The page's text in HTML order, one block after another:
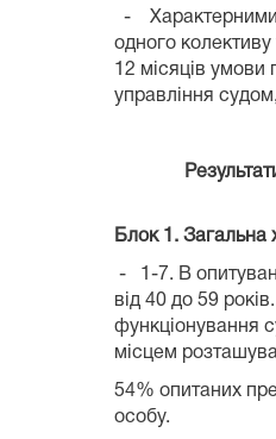
-
одного колективу
12 місяців умови
управління
Блок 1. Загальна
- 1-7. В
від 40 до 59 років.
функціонування
54% опитаних